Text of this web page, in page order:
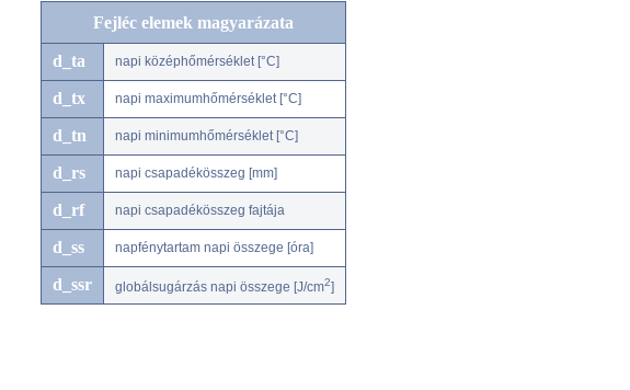
Fejléc elemek magyarázata
d_ta napi középhőmérséklet [°C]
d_tx napi maximumhőmérséklet [°C]
d_tn napi minimumhőmérséklet [°C]
d_rs napi csapadékösszeg [mm]
d_rf napi csapadékösszeg fajtája
d_ss napfénytartam napi összege [óra]
d_ssr globálsugárzás napi összege [J/cm2]